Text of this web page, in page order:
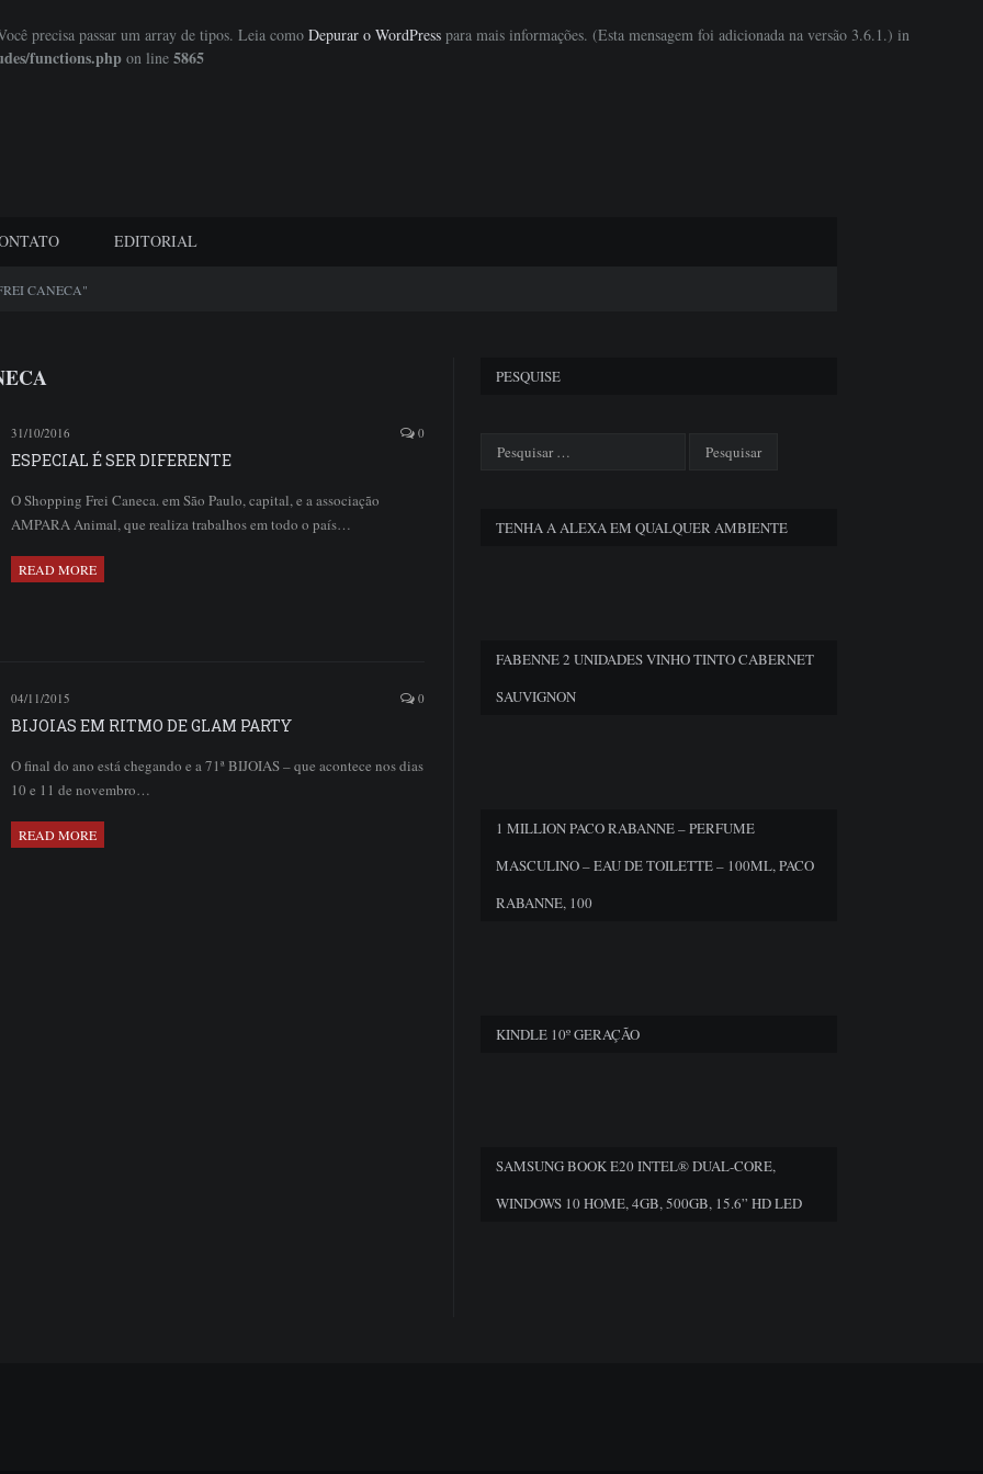
precisa passar um array de tipos. Leia como Depurar o WordPress para mais informações. (Esta mensagem foi adicionada na versão 3.6.1.) in
functions.php on line 5865
EDITORIAL
CANECA"
31/10/2016 0
ESPECIAL É SER DIFERENTE
O Shopping Frei Caneca. em São Paulo, capital, e a associação
AMPARA Animal, que realiza trabalhos em todo o país…
READ MORE
04/11/2015 0
BIJOIAS EM RITMO DE GLAM PARTY
O final do ano está chegando e a 71ª BIJOIAS – que acontece nos dias
10 e 11 de novembro…
READ MORE
PESQUISE
TENHA A ALEXA EM QUALQUER AMBIENTE
FABENNE 2 UNIDADES VINHO TINTO CABERNET
SAUVIGNON
1 MILLION PACO RABANNE – PERFUME
MASCULINO – EAU DE TOILETTE – 100ML, PACO
RABANNE, 100
KINDLE 10º GERAÇÃO
SAMSUNG BOOK E20 INTEL® DUAL-CORE,
WINDOWS 10 HOME, 4GB, 500GB, 15.6” HD LED